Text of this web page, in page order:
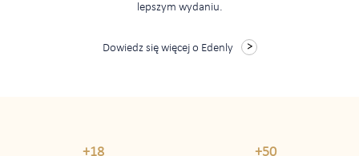
lepszym wydaniu.
Dowiedz się więcej o Edenly
+18 +50